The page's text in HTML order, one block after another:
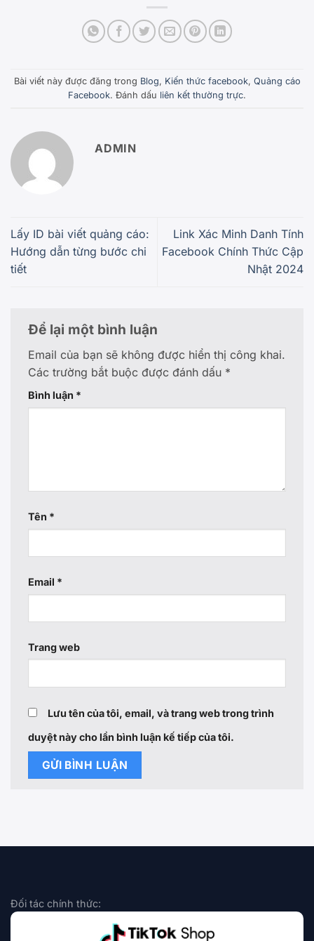
Bài viết này được đăng trong Blog, Kiến thức facebook, Quảng cáo
Facebook. Đánh dấu liên kết thường trực.
ADMIN
Lấy ID bài viết quảng cáo:
Hướng dẫn từng bước chi
tiết
Link Xác Minh Danh Tính
Facebook Chính Thức Cập
Nhật 2024
Để lại một bình luận
Email của bạn sẽ không được hiển thị công khai.
Các trường bắt buộc được đánh dấu *
Bình luận *
Tên *
Email *
Trang web
Lưu tên của tôi, email, và trang web trong trình
duyệt này cho lần bình luận kế tiếp của tôi.
Đối tác chính thức: